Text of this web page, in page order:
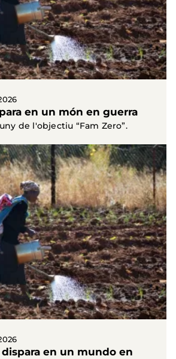
en un món en guerra
de l'objectiu “Fam Zero”.
en un mundo en